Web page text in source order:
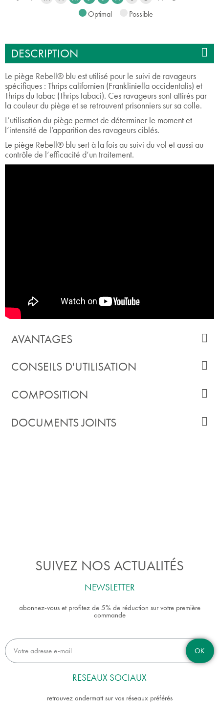
Optimal
Possible
DESCRIPTION
Le piège Rebell® blu est utilisé pour le suivi de ravageurs
spécifiques : Thrips californien (Frankliniella occidentalis) et
Thrips du tabac (Thrips tabaci). Ces ravageurs sont attirés par
la couleur du piège et se retrouvent prisonniers sur sa colle.
L’utilisation du piège permet de déterminer le moment et
l’intensité de l’apparition des ravageurs ciblés.
Le piège Rebell® blu sert à la fois au suivi du vol et aussi au
contrôle de l’efficacité d’un traitement.
AVANTAGES
CONSEILS D'UTILISATION
COMPOSITION
DOCUMENTS JOINTS
SUIVEZ NOS ACTUALITÉS
NEWSLETTER
abonnez-vous et profitez de 5% de réduction sur votre première
commande
OK
RESEAUX SOCIAUX
retrouvez andermatt sur vos réseaux préférés